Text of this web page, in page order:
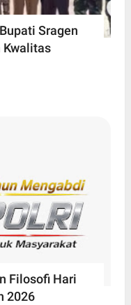
Sragen
Kwalitas
Filosofi Hari
2026